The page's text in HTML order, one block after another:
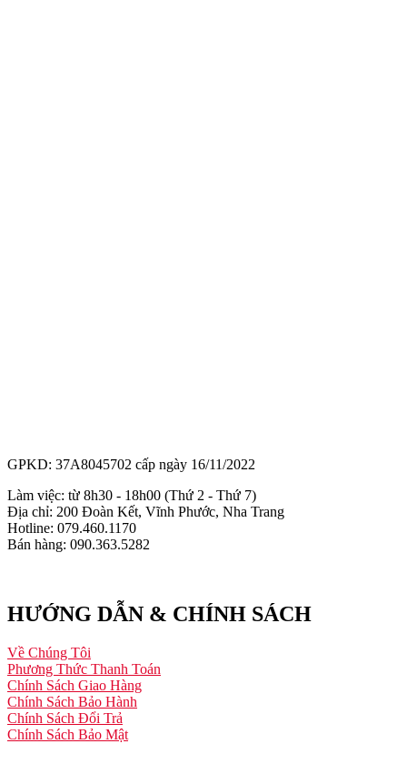
GPKD: 37A8045702 cấp ngày 16/11/2022
Làm việc: từ 8h30 - 18h00 (Thứ 2 - Thứ 7)
Địa chỉ: 200 Đoàn Kết, Vĩnh Phước, Nha Trang
Hotline: 079.460.1170
Bán hàng: 090.363.5282
HƯỚNG DẪN & CHÍNH SÁCH
Về Chúng Tôi
Phương Thức Thanh Toán
Chính Sách Giao Hàng
Chính Sách Bảo Hành
Chính Sách Đổi Trả
Chính Sách Bảo Mật